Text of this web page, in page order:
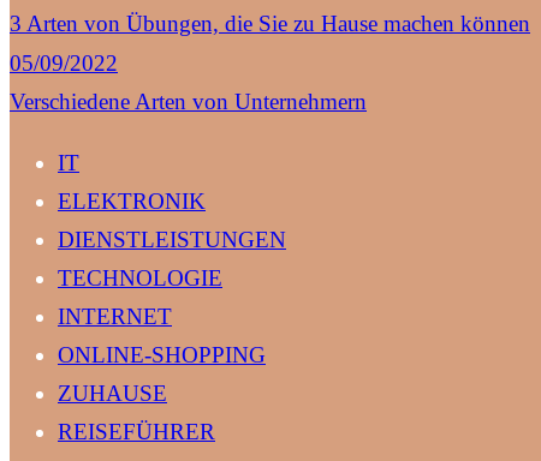
3 Arten von Übungen, die Sie zu Hause machen können
05/09/2022
Verschiedene Arten von Unternehmern
IT
ELEKTRONIK
DIENSTLEISTUNGEN
TECHNOLOGIE
INTERNET
ONLINE-SHOPPING
ZUHAUSE
REISEFÜHRER